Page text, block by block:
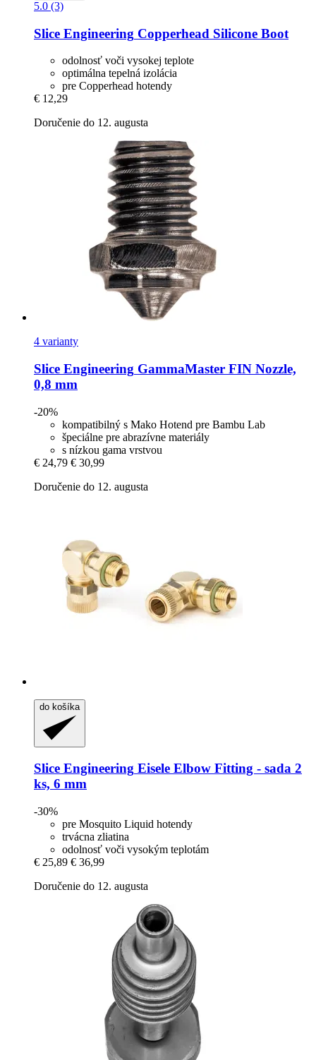
5.0 (3)
Slice Engineering Copperhead Silicone Boot
odolnosť voči vysokej teplote
optimálna tepelná izolácia
pre Copperhead hotendy
€ 12,29
Doručenie do 12. augusta
4 varianty
Slice Engineering GammaMaster FIN Nozzle,
0,8 mm
-20%
kompatibilný s Mako Hotend pre Bambu Lab
špeciálne pre abrazívne materiály
s nízkou gama vrstvou
€ 24,79 € 30,99
Doručenie do 12. augusta
do košíka
Slice Engineering Eisele Elbow Fitting -​ sada 2
ks, 6 mm
-30%
pre Mosquito Liquid hotendy
trvácna zliatina
odolnosť voči vysokým teplotám
€ 25,89 € 36,99
Doručenie do 12. augusta